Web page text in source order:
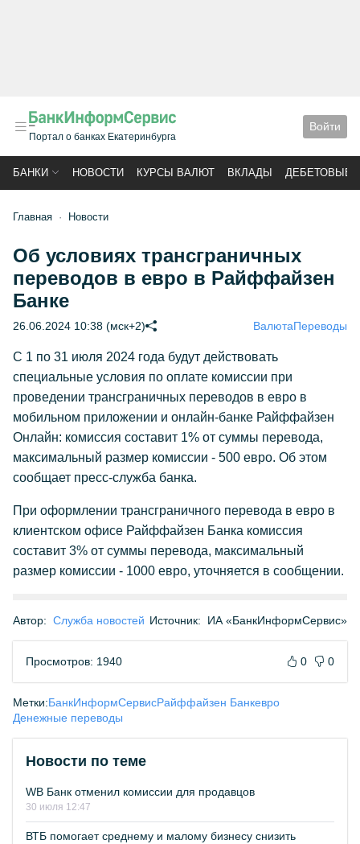
Портал о банках Екатеринбурга
Войти
БАНКИ НОВОСТИ КУРСЫ ВАЛЮТ ВКЛАДЫ ДЕБЕТОВЫЕ
Главная Новости
Об условиях трансграничных
переводов в евро в Райффайзен
Банке
26.06.2024 10:38 (мск+2) ВалютаПереводы
С 1 по 31 июля 2024 года будут действовать
специальные условия по оплате комиссии при
проведении трансграничных переводов в евро в
мобильном приложении и онлайн-банке Райффайзен
Онлайн: комиссия составит 1% от суммы перевода,
максимальный размер комиссии - 500 евро. Об этом
сообщает пресс-служба банка.
При оформлении трансграничного перевода в евро в
клиентском офисе Райффайзен Банка комиссия
составит 3% от суммы перевода, максимальный
размер комиссии - 1000 евро, уточняется в сообщении.
Автор: Служба новостей Источник: ИА «БанкИнформСервис»
Просмотров: 1940 0 0
Метки:БанкИнформСервисРайффайзен Банкевро
Денежные переводы
Новости по теме
WB Банк отменил комиссии для продавцов
30 июля 12:47
ВТБ помогает среднему и малому бизнесу снизить